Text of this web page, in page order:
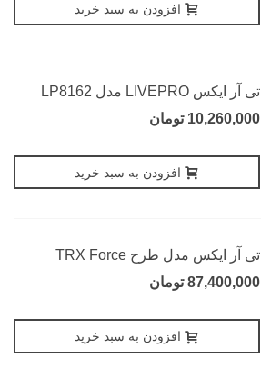
افزودن به سبد خرید
تی آر ایکس LIVEPRO مدل LP8162
10,260,000 تومان
افزودن به سبد خرید
تی آر ایکس مدل طرح TRX Force
87,400,000 تومان
افزودن به سبد خرید